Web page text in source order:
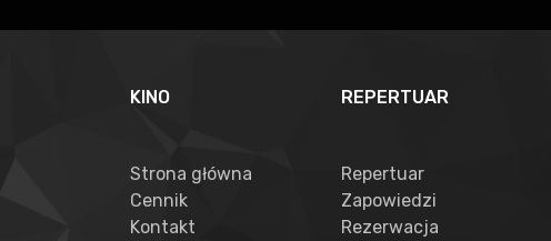
KINO
Strona główna
Cennik
Kontakt
REPERTUAR
Repertuar
Zapowiedzi
Rezerwacja